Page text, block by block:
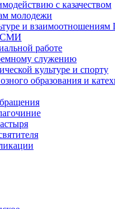
с казачеством
молодежи
и взаимоотношениям
СМИ
работе
служению
культуре и спорту
образования и